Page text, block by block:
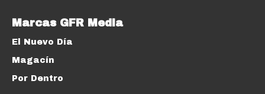
Marcas GFR Media
El Nuevo Día
Magacín
Por Dentro